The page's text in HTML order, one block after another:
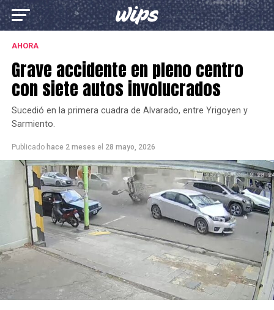
AHORA
Grave accidente en pleno centro
con siete autos involucrados
Sucedió en la primera cuadra de Alvarado, entre Yrigoyen y
Sarmiento.
Publicado hace 2 meses el 28 mayo, 2026